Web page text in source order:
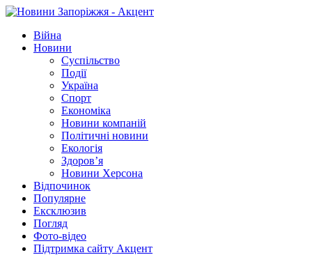
Війна
Новини
Суспільство
Події
Україна
Спорт
Економіка
Новини компаній
Політичні новини
Екологія
Здоров’я
Новини Херсона
Відпочинок
Популярне
Ексклюзив
Погляд
Фото-відео
Підтримка сайту Акцент